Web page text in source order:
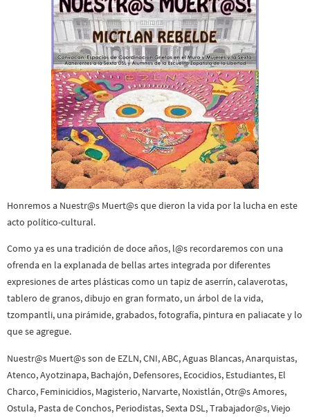
Honremos a Nuestr@s Muert@s que dieron la vida por la lucha en este
acto político-cultural.
Como ya es una tradición de doce años, l@s recordaremos con una
ofrenda en la explanada de bellas artes integrada por diferentes
expresiones de artes plásticas como un tapiz de aserrín, calaverotas,
tablero de granos, dibujo en gran formato, un árbol de la vida,
tzompantli, una pirámide, grabados, fotografía, pintura en paliacate y lo
que se agregue.
Nuestr@s Muert@s son de EZLN, CNI, ABC, Aguas Blancas, Anarquistas,
Atenco, Ayotzinapa, Bachajón, Defensores, Ecocidios, Estudiantes, El
Charco, Feminicidios, Magisterio, Narvarte, Noxistlán, Otr@s Amores,
Ostula, Pasta de Conchos, Periodistas, Sexta DSL, Trabajador@s, Viejo